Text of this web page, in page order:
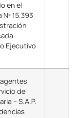
en el
15.393
Ejecutivo
de
– S.A.P.